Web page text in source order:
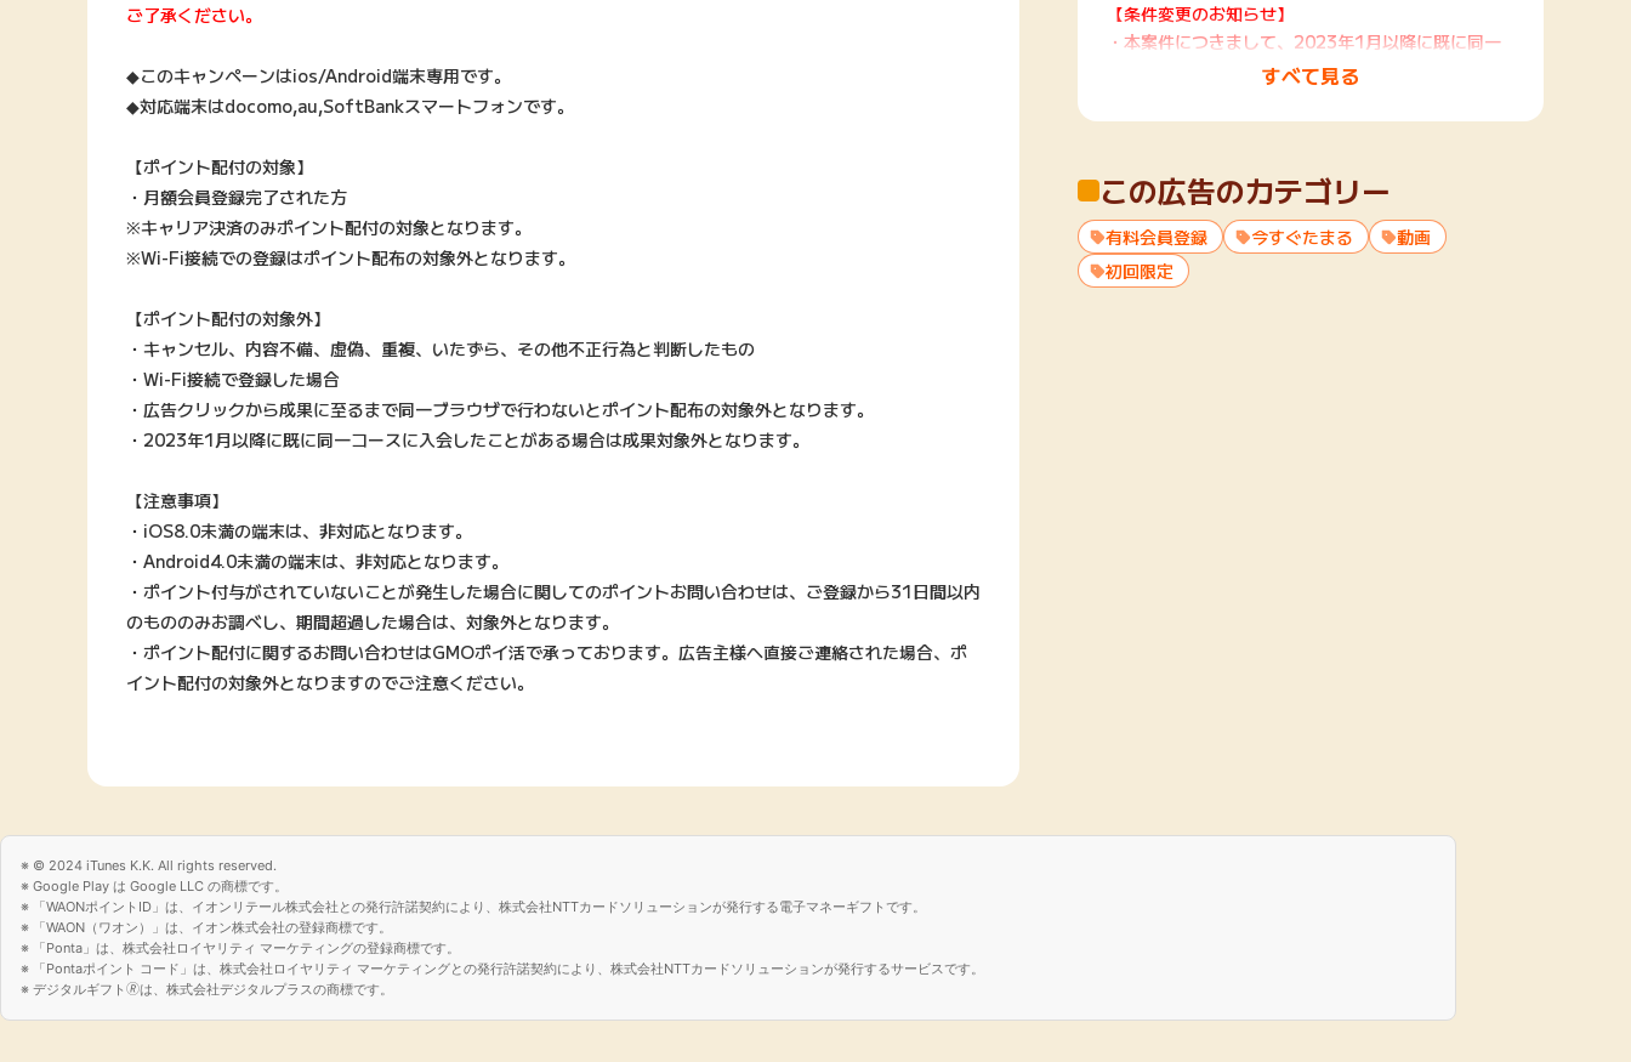
ご了承ください。
◆このキャンペーンはios/Android端末専用です。
◆対応端末はdocomo,au,SoftBankスマートフォンです。
【ポイント配付の対象】
・月額会員登録完了された方
※キャリア決済のみポイント配付の対象となります。
※Wi-Fi接続での登録はポイント配布の対象外となります。
【ポイント配付の対象外】
・キャンセル、内容不備、虚偽、重複、いたずら、その他不正行為と判断したもの
・Wi-Fi接続で登録した場合
・広告クリックから成果に至るまで同一ブラウザで行わないとポイント配布の対象外となります。
・2023年1月以降に既に同一コースに入会したことがある場合は成果対象外となります。
【注意事項】
・iOS8.0未満の端末は、非対応となります。
・Android4.0未満の端末は、非対応となります。
・ポイント付与がされていないことが発生した場合に関してのポイントお問い合わせは、ご登録から31日間以内
のもののみお調べし、期間超過した場合は、対象外となります。
・ポイント配付に関するお問い合わせはGMOポイ活で承っております。広告主様へ直接ご連絡された場合、ポ
イント配付の対象外となりますのでご注意ください。
【条件変更のお知らせ】
・本案件につきまして、2023年1月以降に既に同一
コースに入会したことがある場合は成果対象外となり
すべて見る
この広告のカテゴリー
有料会員登録 今すぐたまる
動画
初回限定
© 2024 iTunes K.K. All rights reserved.
Google Play は Google LLC の商標です。
「WAONポイントID」は、イオンリテール株式会社との発行許諾契約により、株式会社NTTカードソリューションが発行する電子マネーギフトです。
「WAON（ワオン）」は、イオン株式会社の登録商標です。
「Ponta」は、株式会社ロイヤリティ マーケティングの登録商標です。
「Pontaポイント コード」は、株式会社ロイヤリティ マーケティングとの発行許諾契約により、株式会社NTTカードソリューションが発行するサービスです。
デジタルギフト🄬は、株式会社デジタルプラスの商標です。